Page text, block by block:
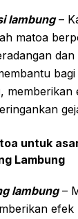
lambung–
matoa
memberikan
untuk
Lambung
lambung–